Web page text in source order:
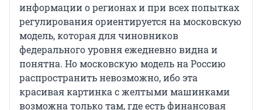
информации о регионах и при всех попытках
регулирования ориентируется на московскую
модель, которая для чиновников
федерального уровня ежедневно видна и
понятна. Но московскую модель на Россию
распространить невозможно, ибо эта
красивая картинка с желтыми машинками
возможна только там, где есть финансовая